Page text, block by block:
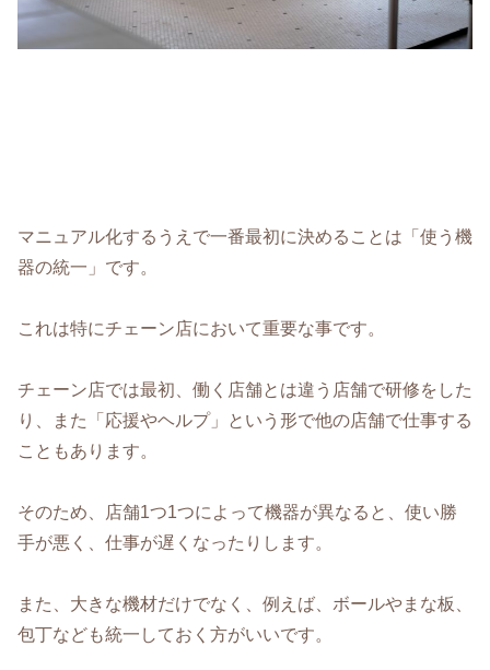
マニュアル化するうえで一番最初に決めることは「使う機
器の統一」です。
これは特にチェーン店において重要な事です。
チェーン店では最初、働く店舗とは違う店舗で研修をした
り、また「応援やヘルプ」という形で他の店舗で仕事する
こともあります。
そのため、店舗1つ1つによって機器が異なると、使い勝
手が悪く、仕事が遅くなったりします。
また、大きな機材だけでなく、例えば、ボールやまな板、
包丁なども統一しておく方がいいです。